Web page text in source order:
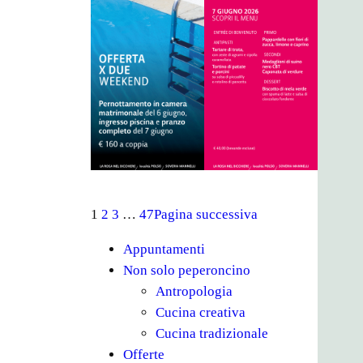
1 2 3 … 47Pagina successiva
Appuntamenti
Non solo peperoncino
Antropologia
Cucina creativa
Cucina tradizionale
Offerte